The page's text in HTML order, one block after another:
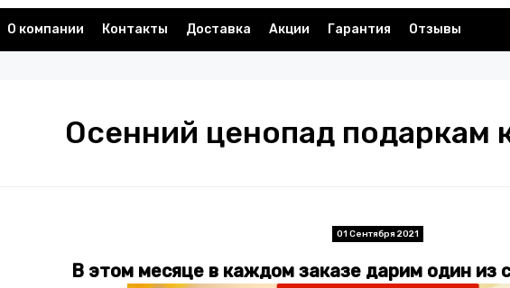
О компании Контакты Доставка Акции Гарантия Отзывы
Осенний ценопад подаркам
01 Сентября 2021
В этом месяце в каждом заказе дарим один из